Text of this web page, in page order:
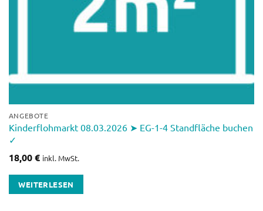
ANGEBOTE
Kinderflohmarkt 08.03.2026 ➤ EG-1-4 Standfläche buchen
✓
18,00€ inkl. MwSt.
WEITERLESEN